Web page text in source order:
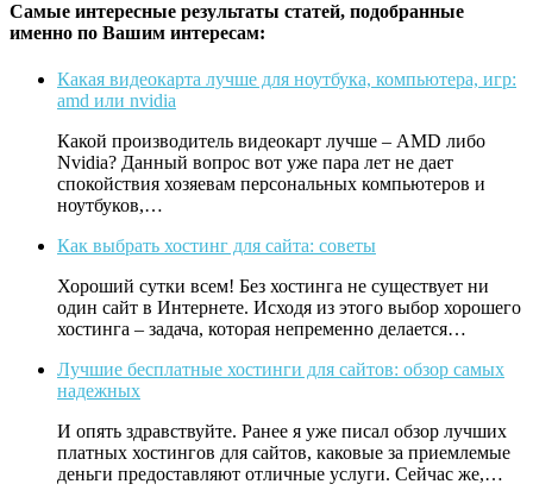
Самые интересные результаты статей, подобранные
именно по Вашим интересам:
Какая видеокарта лучше для ноутбука, компьютера, игр:
amd или nvidia
Какой производитель видеокарт лучше – AMD либо
Nvidia? Данный вопрос вот уже пара лет не дает
спокойствия хозяевам персональных компьютеров и
ноутбуков,…
Как выбрать хостинг для сайта: советы
Хороший сутки всем! Без хостинга не существует ни
один сайт в Интернете. Исходя из этого выбор хорошего
хостинга – задача, которая непременно делается…
Лучшие бесплатные хостинги для сайтов: обзор самых
надежных
И опять здравствуйте. Ранее я уже писал обзор лучших
платных хостингов для сайтов, каковые за приемлемые
деньги предоставляют отличные услуги. Сейчас же,…